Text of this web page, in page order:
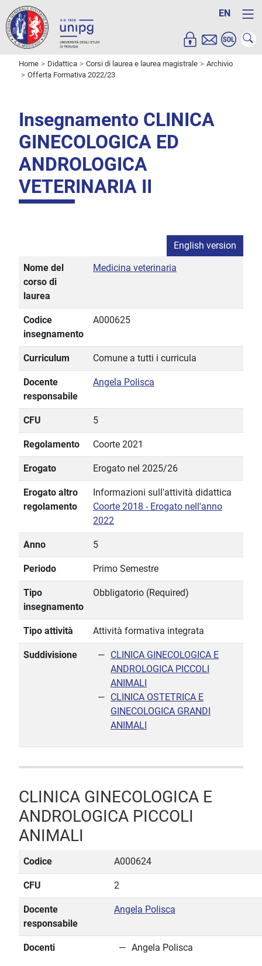
EN
Home Didattica Corsi di laurea e laurea magistrale
Archivio
Offerta Formativa 2022/23
Insegnamento CLINICA
GINECOLOGICA ED
ANDROLOGICA
VETERINARIA II
English version
Nome del
corso di
laurea
Medicina veterinaria
Codice
insegnamento
A000625
Curriculum Comune a tutti i curricula
Docente
responsabile
Angela Polisca
CFU 5
Regolamento Coorte 2021
Erogato Erogato nel 2025/26
Erogato altro
regolamento
Informazioni sull'attività didattica
Coorte 2018 - Erogato nell'anno
2022
Anno 5
Periodo Primo Semestre
Tipo
insegnamento
Obbligatorio (Required)
Tipo attività Attività formativa integrata
Suddivisione
CLINICA GINECOLOGICA E
ANDROLOGICA PICCOLI
ANIMALI
CLINICA OSTETRICA E
GINECOLOGICA GRANDI
ANIMALI
CLINICA GINECOLOGICA E
ANDROLOGICA PICCOLI
ANIMALI
Codice A000624
CFU 2
Docente
responsabile
Angela Polisca
Docenti Angela Polisca